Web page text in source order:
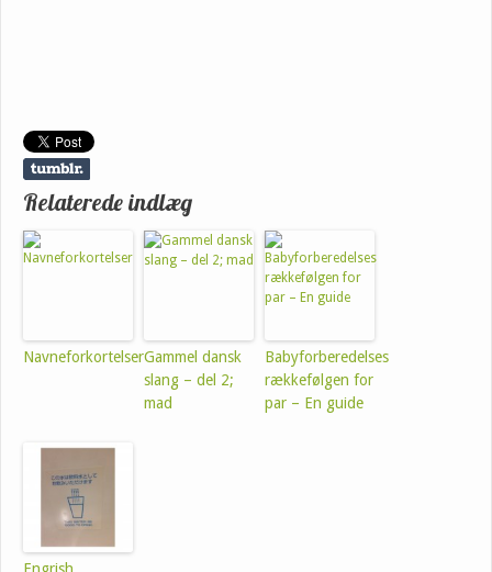
Relaterede indlæg
NavneforkortelserGammel dansk
slang – del 2;
mad
Babyforberedelses
rækkefølgen for
par – En guide